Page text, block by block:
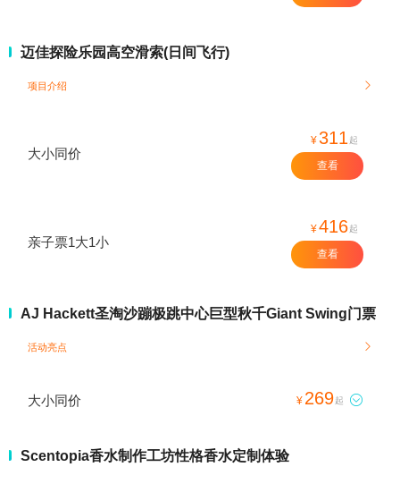
迈佳探险乐园高空滑索(日间飞行)
项目介绍 
大小同价
¥311 起
查看
亲子票1大1小
¥416起
查看
AJ Hackett圣淘沙蹦极跳中心巨型秋千Giant Swing门票
活动亮点 
大小同价 ¥ 269起 
Scentopia香水制作工坊性格香水定制体验